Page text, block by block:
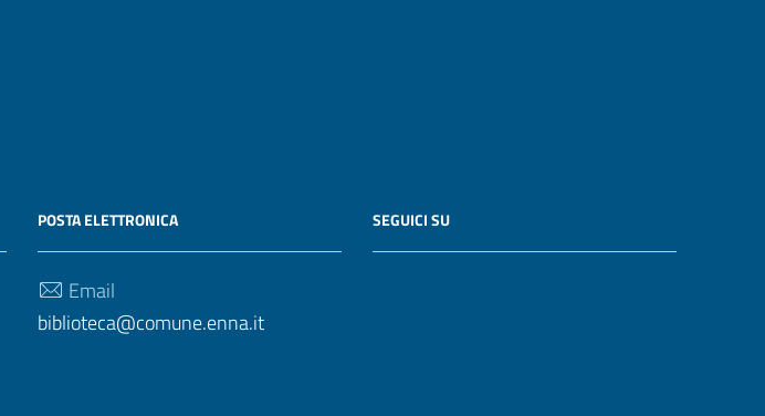
POSTA ELETTRONICA
Email
biblioteca@comune.enna.it
SEGUICI SU